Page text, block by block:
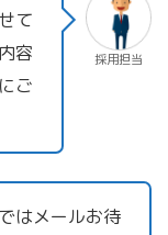
て
容
ご
採用担当
はメールお待